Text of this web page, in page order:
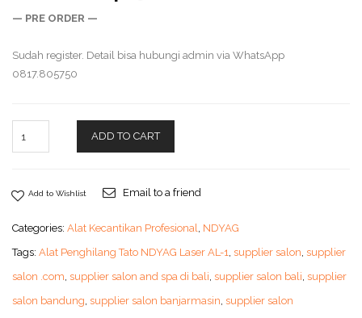
— PRE ORDER —
Sudah register. Detail bisa hubungi admin via WhatsApp
0817.805750
ADD TO CART
Add to Wishlist Email to a friend
Categories: Alat Kecantikan Profesional, NDYAG
Tags: Alat Penghilang Tato NDYAG Laser AL-1, supplier salon, supplier
salon .com, supplier salon and spa di bali, supplier salon bali, supplier
salon bandung, supplier salon banjarmasin, supplier salon